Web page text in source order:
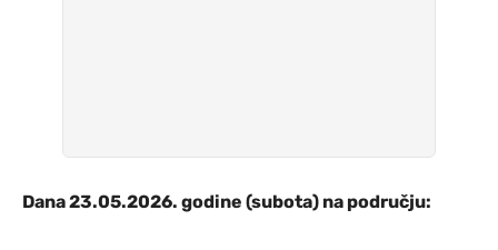
Dana 23.05.2026. godine (subota) na području: